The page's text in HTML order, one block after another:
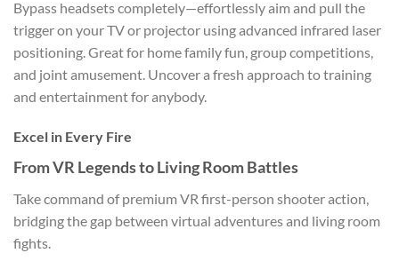
Bypass headsets completely—effortlessly aim and pull the
trigger on your TV or projector using advanced infrared laser
positioning. Great for home family fun, group competitions,
and joint amusement. Uncover a fresh approach to training
and entertainment for anybody.
Excel in Every Fire
From VR Legends to Living Room Battles
Take command of premium VR first-person shooter action,
bridging the gap between virtual adventures and living room
fights.